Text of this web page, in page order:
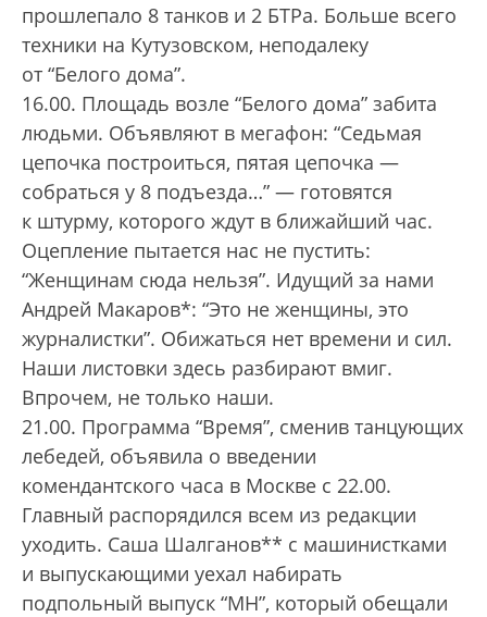
прошлепало 8 танков и 2 БТРа. Больше всего
техники на Кутузовском, неподалеку
от “Белого дома”.
16.00. Площадь возле “Белого дома” забита
людьми. Объявляют в мегафон: “Седьмая
цепочка построиться, пятая цепочка —
собраться у 8 подъезда…” — готовятся
к штурму, которого ждут в ближайший час.
Оцепление пытается нас не пустить:
“Женщинам сюда нельзя”. Идущий за нами
Андрей Макаров*: “Это не женщины, это
журналистки”. Обижаться нет времени и сил.
Наши листовки здесь разбирают вмиг.
Впрочем, не только наши.
21.00. Программа “Время”, сменив танцующих
лебедей, объявила о введении
комендантского часа в Москве с 22.00.
Главный распорядился всем из редакции
уходить. Саша Шалганов** с машинистками
и выпускающими уехал набирать
подпольный выпуск “МН”, который обещали